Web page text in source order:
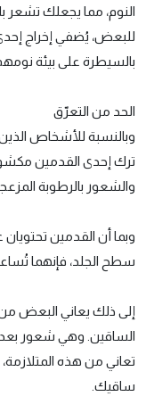
للبعض، يُضفي إخراج
بالسيطرة على بيئة
الحد من التعرّق
وبالنسبة للأشخاص
ترك إحدى القدمين
والشعور بالرطوبة
وبما أن القدمين
سطح الجلد، فإنهما
إلى ذلك يعاني البعض
الساقين. وهي شعور
تعاني من هذه
ساقيك.